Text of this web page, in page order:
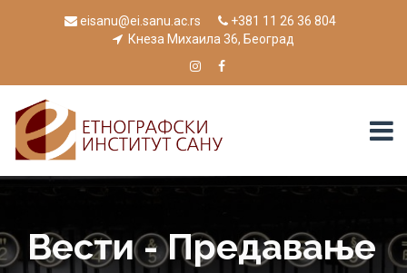
eisanu@ei.sanu.ac.rs
+381 11 26 36 804
Кнеза Михаила 36, Београд
Вести - Предавање